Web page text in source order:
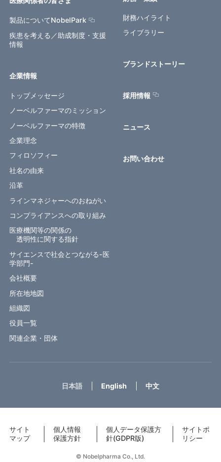
製品についてNobelPark
疾患を考える／助成制度・支援
情報
企業情報
トップメッセージ
ノーベルファーマのミッション
ノーベルファーマの特徴
企業理念
フィロソフィー
社名の由来
沿革
ラインマネジャーへのおねがい
コンプライアンスへの取り組み
医療機関等の関係の
透明性に関する指針
サイエンスで社会とつながる-医
学部門-
会社概要
所在地地図
組織図
役員一覧
関連企業・団体
財務ハイライト
ライブラリー
ブランドストーリー
採用情報
ニュース
お問い合わせ
日本語 English 中文
サイト
マップ
個人情報
保護方針
個人データ保護方
針(GDPR版)
サイトポ
リシー
© Nobelpharma Co., Ltd.